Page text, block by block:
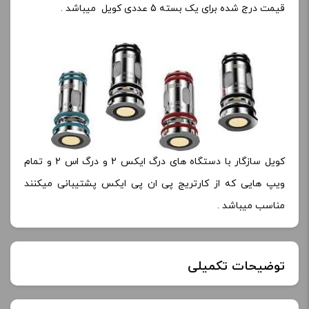
قیمت درج شده برای یک بسته 5 عددی کویل میباشد .
کویل سازگار با دستگاه های درگ ایکس 2 و درگ اس 2 و تمام
ویپ هایی که از کارتریج پی ان پی ایکس پشتیبانی میکنند
مناسب میباشد .
توضیحات تکمیلی